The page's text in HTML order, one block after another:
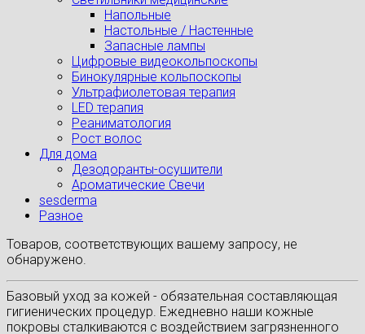
Напольные
Настольные / Настенные
Запасные лампы
Цифровые видеокольпоскопы
Бинокулярные кольпоскопы
Ультрафиолетовая терапия
LED терапия
Реаниматология
Рост волос
Для дома
Дезодоранты-осушители
Ароматические Свечи
sesderma
Разное
Товаров, соответствующих вашему запросу, не
обнаружено.
Базовый уход за кожей - обязательная составляющая
гигиенических процедур. Ежедневно наши кожные
покровы сталкиваются с воздействием загрязненного